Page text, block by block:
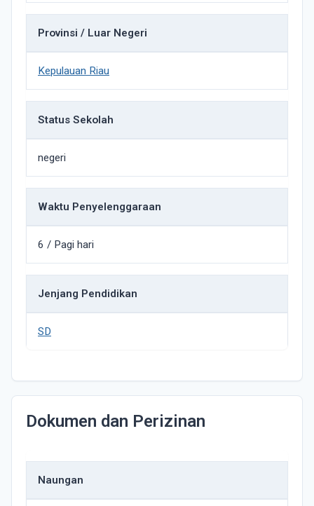
Provinsi / Luar Negeri
Kepulauan Riau
Status Sekolah
negeri
Waktu Penyelenggaraan
6 / Pagi hari
Jenjang Pendidikan
SD
Dokumen dan Perizinan
Naungan